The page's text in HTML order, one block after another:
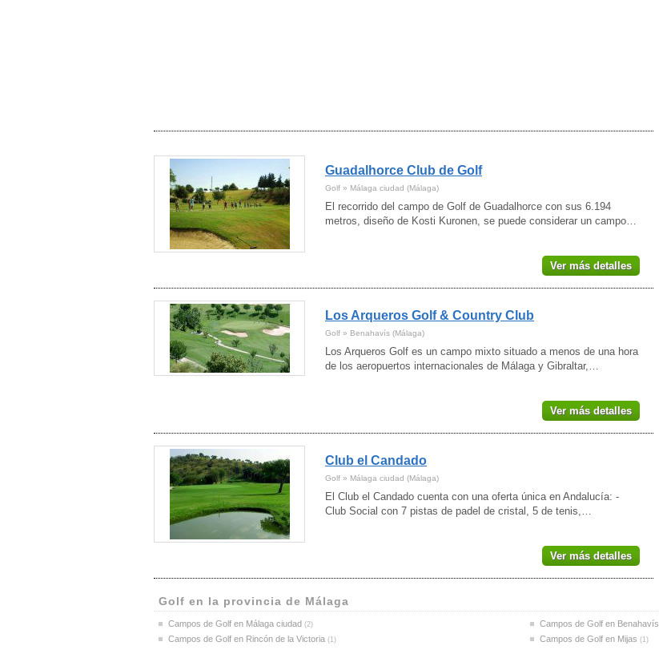
Guadalhorce Club de Golf
Golf » Málaga ciudad (Málaga)
El recorrido del campo de Golf de Guadalhorce con sus 6.194
metros, diseño de Kosti Kuronen, se puede considerar un campo…
Ver más detalles
Los Arqueros Golf & Country Club
Golf » Benahavís (Málaga)
Los Arqueros Golf es un campo mixto situado a menos de una hora
de los aeropuertos internacionales de Málaga y Gibraltar,…
Ver más detalles
Club el Candado
Golf » Málaga ciudad (Málaga)
El Club el Candado cuenta con una oferta única en Andalucía: -
Club Social con 7 pistas de padel de cristal, 5 de tenis,…
Ver más detalles
Golf en la provincia de Málaga
Campos de Golf en Málaga ciudad (2) Campos de Golf en Benahavís
Campos de Golf en Rincón de la Victoria (1) Campos de Golf en Mijas (1)